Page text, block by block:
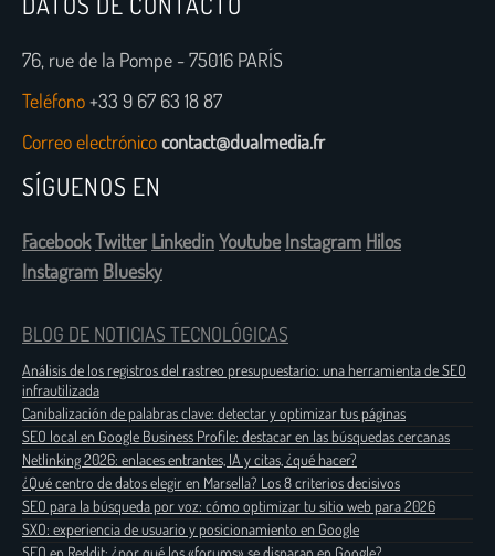
76, rue de la Pompe - 75016 PARÍS
Teléfono+33 9 67 63 18 87
Correo electrónicocontact@dualmedia.fr
SÍGUENOS EN
FacebookTwitter LinkedinYoutube Instagram Hilos
Instagram Bluesky
BLOG DE NOTICIAS TECNOLÓGICAS
Análisis de los registros del rastreo presupuestario: una herramienta de SEO
infrautilizada
Canibalización de palabras clave: detectar y optimizar tus páginas
SEO local en Google Business Profile: destacar en las búsquedas cercanas
Netlinking 2026: enlaces entrantes, IA y citas, ¿qué hacer?
¿Qué centro de datos elegir en Marsella? Los 8 criterios decisivos
SEO para la búsqueda por voz: cómo optimizar tu sitio web para 2026
SXO: experiencia de usuario y posicionamiento en Google
SEO en Reddit: ¿por qué los «forums» se disparan en Google?